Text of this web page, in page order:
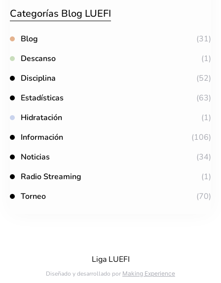
Categorías Blog LUEFI
Blog
(31)
Descanso
(1)
Disciplina
(52)
Estadísticas
(63)
Hidratación
(1)
Información
(106)
Noticias
(34)
Radio Streaming
(1)
Torneo
(70)
Liga LUEFI
Diseñado y desarrollado por Making Experience